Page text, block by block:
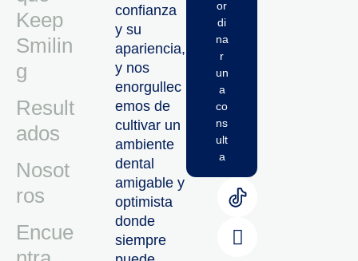
Keep
Smilin
g
Result
ados
Nosot
ros
Encue
confianza
y su
apariencia,
y nos
enorgullec
emos de
cultivar un
ambiente
dental
amigable y
optimista
donde
siempre
or
di
na
r
un
a
co
ns
ult
a